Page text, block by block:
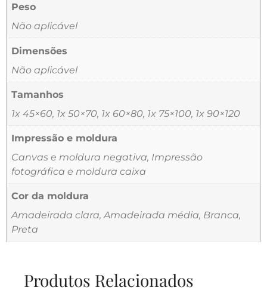
Peso
Não aplicável
Dimensões
Não aplicável
Tamanhos
1x 45×60, 1x 50×70, 1x 60×80, 1x 75×100, 1x 90×120
Impressão e moldura
Canvas e moldura negativa, Impressão
fotográfica e moldura caixa
Cor da moldura
Amadeirada clara, Amadeirada média, Branca,
Preta
Produtos Relacionados